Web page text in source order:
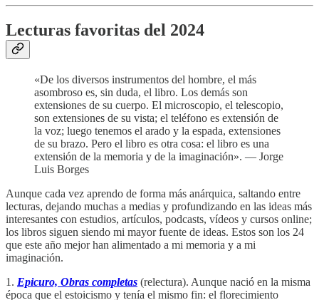
Lecturas favoritas del 2024
«De los diversos instrumentos del hombre, el más
asombroso es, sin duda, el libro. Los demás son
extensiones de su cuerpo. El microscopio, el telescopio,
son extensiones de su vista; el teléfono es extensión de
la voz; luego tenemos el arado y la espada, extensiones
de su brazo. Pero el libro es otra cosa: el libro es una
extensión de la memoria y de la imaginación». — Jorge
Luis Borges
Aunque cada vez aprendo de forma más anárquica, saltando entre
lecturas, dejando muchas a medias y profundizando en las ideas más
interesantes con estudios, artículos, podcasts, vídeos y cursos online;
los libros siguen siendo mi mayor fuente de ideas. Estos son los 24
que este año mejor han alimentado a mi memoria y a mi
imaginación.
1. Epicuro, Obras completas (relectura). Aunque nació en la misma
época que el estoicismo y tenía el mismo fin: el florecimiento